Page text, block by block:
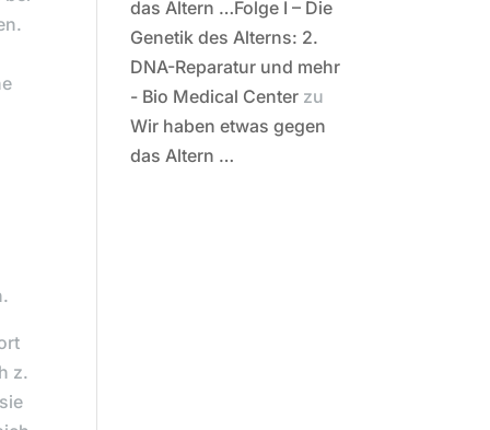
z.
das Altern …Folge I – Die
Genetik des Alterns: 2.
DNA-Reparatur und mehr
- Bio Medical Center zu
Wir haben etwas gegen
das Altern …